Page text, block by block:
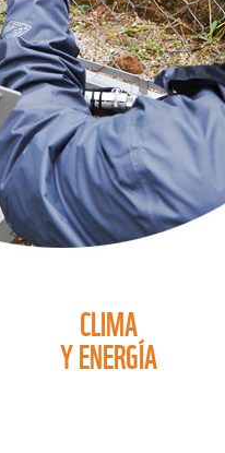
CLIMA
Y ENERGÍA